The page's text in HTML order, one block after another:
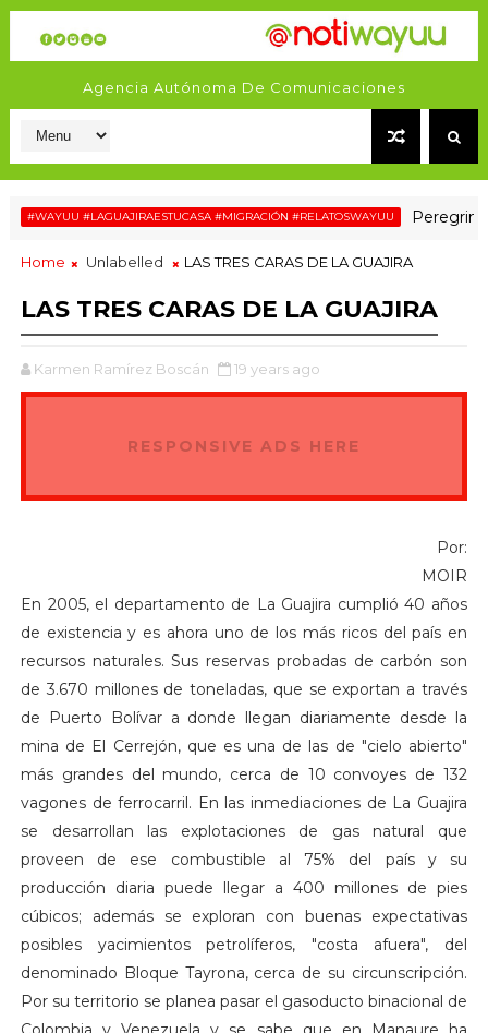
Agencia Autónoma De Comunicaciones
#LAGUAJIRAESTUCASA #MIGRACIÓN #RELATOSWAYUU Peregrinaje
Home Unlabelled LAS TRES CARAS DE LA GUAJIRA
LAS TRES CARAS DE LA GUAJIRA
Karmen Ramírez Boscán 19 years ago
RESPONSIVE ADS HERE
Por:
MOIR
En 2005, el departamento de La Guajira cumplió 40 años
de existencia y es ahora uno de los más ricos del país en
recursos naturales. Sus reservas probadas de carbón son
de 3.670 millones de toneladas, que se exportan a través
de Puerto Bolívar a donde llegan diariamente desde la
mina de El Cerrejón, que es una de las de "cielo abierto"
más grandes del mundo, cerca de 10 convoyes de 132
vagones de ferrocarril. En las inmediaciones de La Guajira
se desarrollan las explotaciones de gas natural que
proveen de ese combustible al 75% del país y su
producción diaria puede llegar a 400 millones de pies
cúbicos; además se exploran con buenas expectativas
posibles yacimientos petrolíferos, "costa afuera", del
denominado Bloque Tayrona, cerca de su circunscripción.
Por su territorio se planea pasar el gasoducto binacional de